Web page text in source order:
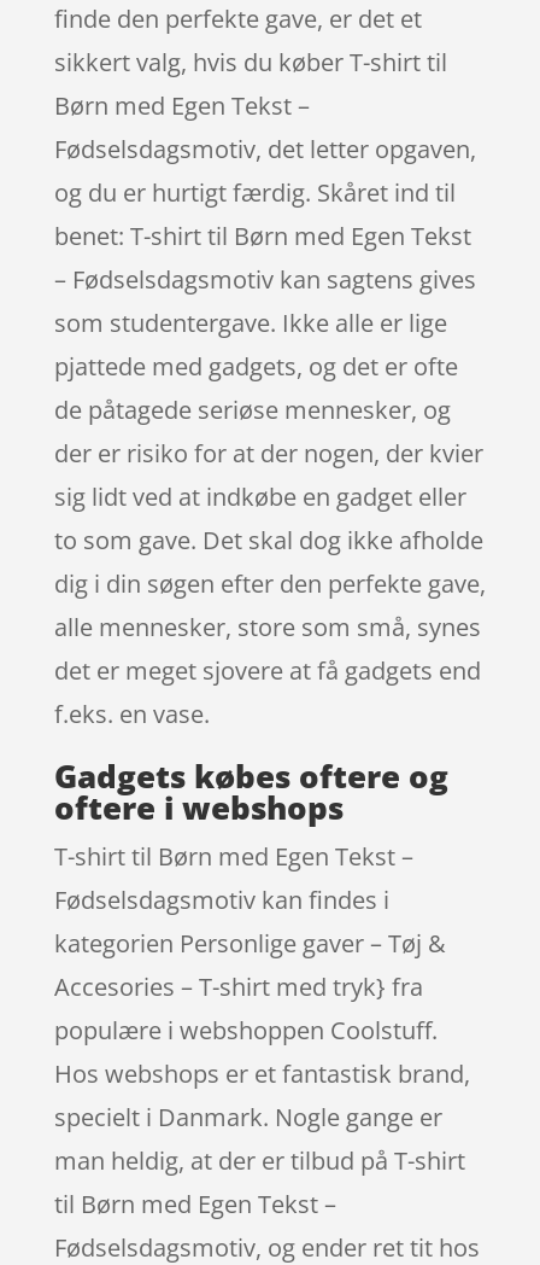
finde den perfekte gave, er det et
sikkert valg, hvis du køber T-shirt til
Børn med Egen Tekst –
Fødselsdagsmotiv, det letter opgaven,
og du er hurtigt færdig. Skåret ind til
benet: T-shirt til Børn med Egen Tekst
– Fødselsdagsmotiv kan sagtens gives
som studentergave. Ikke alle er lige
pjattede med gadgets, og det er ofte
de påtagede seriøse mennesker, og
der er risiko for at der nogen, der kvier
sig lidt ved at indkøbe en gadget eller
to som gave. Det skal dog ikke afholde
dig i din søgen efter den perfekte gave,
alle mennesker, store som små, synes
det er meget sjovere at få gadgets end
f.eks. en vase.
Gadgets købes oftere og
oftere i webshops
T-shirt til Børn med Egen Tekst –
Fødselsdagsmotiv kan findes i
kategorien Personlige gaver – Tøj &
Accesories – T-shirt med tryk} fra
populære i webshoppen Coolstuff.
Hos webshops er et fantastisk brand,
specielt i Danmark. Nogle gange er
man heldig, at der er tilbud på T-shirt
til Børn med Egen Tekst –
Fødselsdagsmotiv, og ender ret tit hos